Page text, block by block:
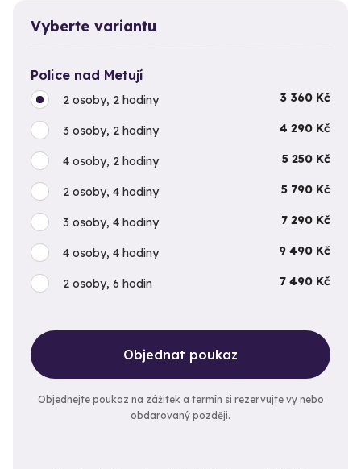
Vyberte variantu
Police nad Metují
2 osoby, 2 hodiny 3 360 Kč
3 osoby, 2 hodiny 4 290 Kč
4 osoby, 2 hodiny 5 250 Kč
2 osoby, 4 hodiny 5 790 Kč
3 osoby, 4 hodiny 7 290 Kč
4 osoby, 4 hodiny 9 490 Kč
2 osoby, 6 hodin 7 490 Kč
Objednat poukaz
Objednejte poukaz na zážitek a termín si rezervujte vy nebo
obdarovaný později.